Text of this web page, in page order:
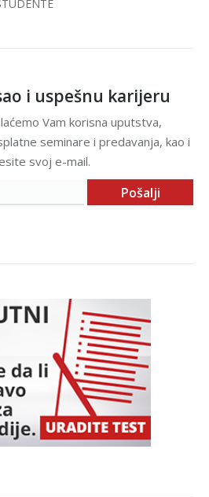
i uspešnu karijeru
Vam korisna uputstva,
seminare i predavanja, kao i
svoj e-mail.